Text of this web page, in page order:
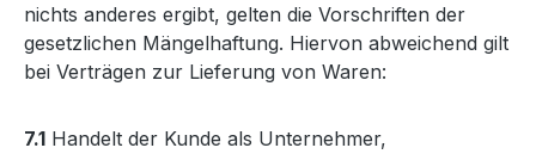
nichts anderes ergibt, gelten die Vorschriften der
gesetzlichen Mängelhaftung. Hiervon abweichend gilt
bei Verträgen zur Lieferung von Waren:
7.1 Handelt der Kunde als Unternehmer,